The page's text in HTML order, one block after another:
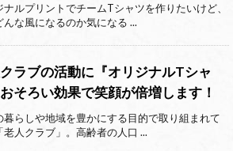
ナルプリントでチームTシャツを作りたいけど、
んな風になるのか気になる ...
ラブの活動に『オリジナルTシャ
そろい効果で笑顔が倍増します！
暮らしや地域を豊かにする目的で取り組まれて
老人クラブ」。高齢者の人口 ...